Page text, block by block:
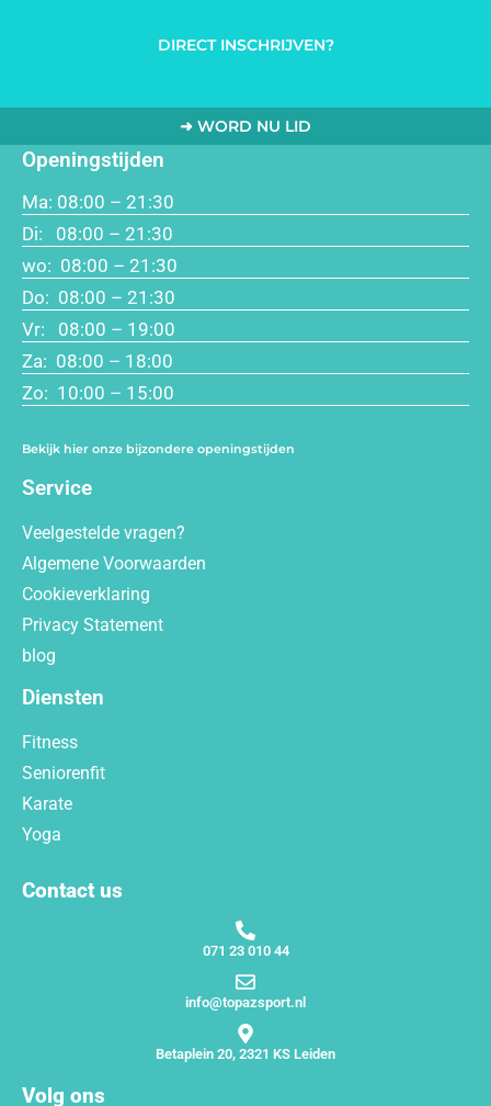
DIRECT INSCHRIJVEN?
➜ WORD NU LID
Openingstijden
Ma: 08:00 – 21:30
Di: 08:00 – 21:30
wo: 08:00 – 21:30
Do: 08:00 – 21:30
Vr: 08:00 – 19:00
Za: 08:00 – 18:00
Zo: 10:00 – 15:00
Bekijk hier onze bijzondere openingstijden
Service
Veelgestelde vragen?
Algemene Voorwaarden
Cookieverklaring
Privacy Statement
blog
Diensten
Fitness
Seniorenfit
Karate
Yoga
Contact us
071 23 010 44
info@topazsport.nl
Betaplein 20, 2321 KS Leiden
Volg ons